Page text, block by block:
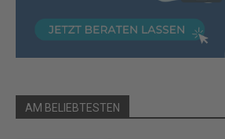
AM BELIEBTESTEN